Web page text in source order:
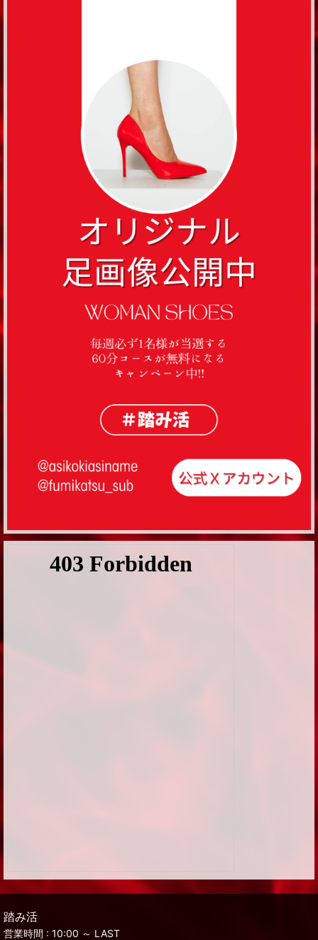
踏み活
営業時間 : 10:00 ～ LAST